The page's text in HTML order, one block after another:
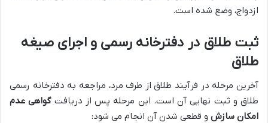
ازدواج، وضع شده است.
ثبت طلاق در دفترخانه رسمی و اجرای صیغه
طلاق
آخرین مرحله در فرآیند طلاق از طرف مرد، مراجعه به دفترخانه رسمی
طلاق و ثبت نهایی آن است. این مرحله پس از دریافتگواهی عدم
امکان سازش و قطعی شدن آن انجام می شود: